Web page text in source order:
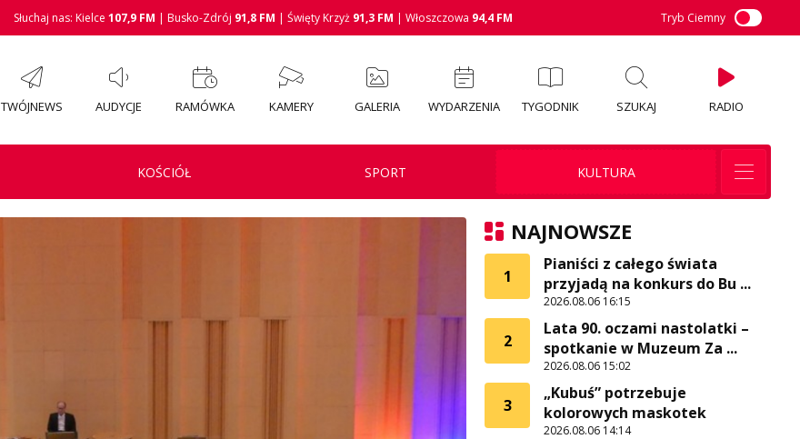
Słuchaj nas: Kielce 107,9 FM | Busko-Zdrój 91,8 FM | Święty Krzyż 91,3 FM | Włoszczowa 94,4 FM Tryb Ciemny
TWÓJNEWS AUDYCJE RAMÓWKA KAMERY GALERIA WYDARZENIA TYGODNIK SZUKAJ RADIO
KOŚCIÓŁ SPORT KULTURA
NAJNOWSZE
1
Pianiści z całego świata
przyjadą na konkurs do Bu ...
2026.08.06 16:15
2
Lata 90. oczami nastolatki –
spotkanie w Muzeum Za ...
2026.08.06 15:02
3
„Kubuś” potrzebuje
kolorowych maskotek
2026.08.06 14:14